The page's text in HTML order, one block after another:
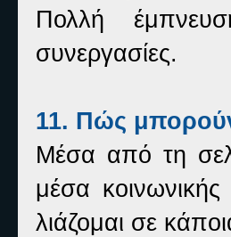
Πολλή
συνεργασίες.
11. Πώς
Μέσα από τη
μέσα
λιάζομαι σε